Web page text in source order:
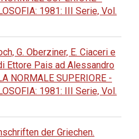
1981: III Serie, Vol.
G. Oberziner, E. Ciaceri e
Ettore Pais ad Alessandro
NORMALE SUPERIORE -
1981: III Serie, Vol.
der Griechen.